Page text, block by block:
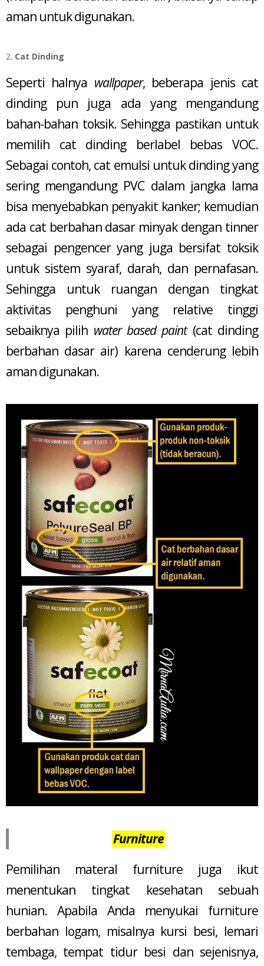
aman untuk digunakan.
Cat Dinding
Seperti halnya wallpaper, beberapa jenis cat
dinding pun juga ada yang mengandung
bahan-bahan toksik. Sehingga pastikan untuk
memilih cat dinding berlabel bebas VOC.
Sebagai contoh, cat emulsi untuk dinding yang
sering mengandung PVC dalam jangka lama
bisa menyebabkan penyakit kanker; kemudian
ada cat berbahan dasar minyak dengan tinner
sebagai pengencer yang juga bersifat toksik
untuk sistem syaraf, darah, dan pernafasan.
Sehingga untuk ruangan dengan tingkat
aktivitas penghuni yang relative tinggi
sebaiknya pilih water based paint(cat dinding
berbahan dasar air) karena cenderung lebih
aman digunakan.
Furniture
Pemilihan materal furniture juga ikut
menentukan tingkat kesehatan sebuah
hunian. Apabila Anda menyukai furniture
berbahan logam, misalnya kursi besi, lemari
tembaga, tempat tidur besi dan sejenisnya,